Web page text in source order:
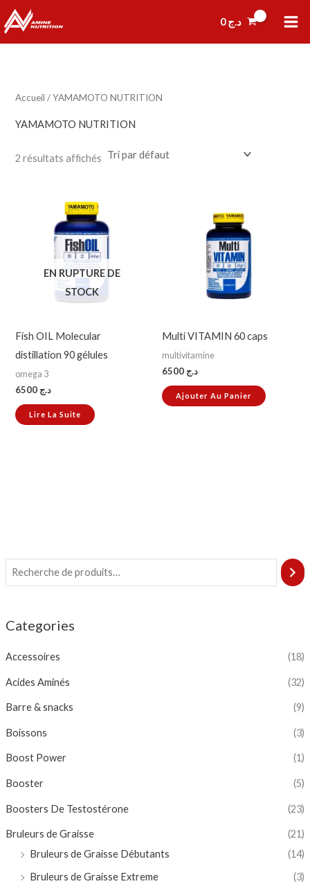
Aller
au
contenu
د.ج0
Categories
Accessoires (18)
Acides Aminés (32)
Barre & snacks (9)
Boissons (3)
Boost Power (1)
Booster (5)
Boosters De Testostérone (23)
Bruleurs de Graisse
(21)
Bruleurs de Graisse Débutants
(14)
Bruleurs de Graisse Extreme
(3)
Accueil / YAMAMOTO NUTRITION
YAMAMOTO NUTRITION
2 résultats affichés
EN RUPTURE DE
STOCK
Fish OIL Molecular
distillation 90 gélules
omega 3
د.ج
Lire La Suite
Multi VITAMIN 60 caps
multivitamine
د.ج
Ajouter Au Panier